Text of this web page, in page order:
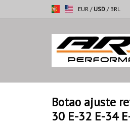
EUR / USD / BRL
Botao ajuste
30 E-32 E-34